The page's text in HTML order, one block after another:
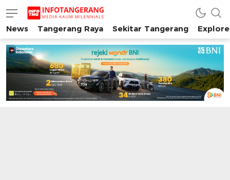
INFO TANGERANG
Media Kaum Millenials Tangerang Raya
News Tangerang Raya Sekitar Tangerang